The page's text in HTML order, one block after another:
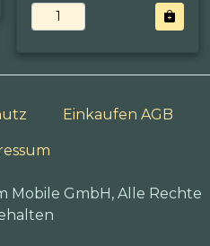
Einkaufen AGB
Mobile GmbH, Alle Rechte